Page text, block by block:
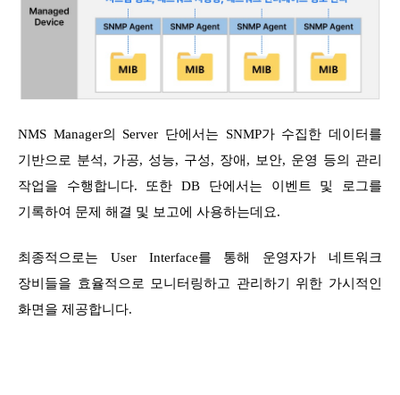
NMS Manager의 Server 단에서는 SNMP가 수집한 데이터를
기반으로 분석, 가공, 성능, 구성, 장애, 보안, 운영 등의 관리
작업을 수행합니다. 또한 DB 단에서는 이벤트 및 로그를
기록하여 문제 해결 및 보고에 사용하는데요.
최종적으로는 User Interface를 통해 운영자가 네트워크
장비들을 효율적으로 모니터링하고 관리하기 위한 가시적인
화면을 제공합니다.